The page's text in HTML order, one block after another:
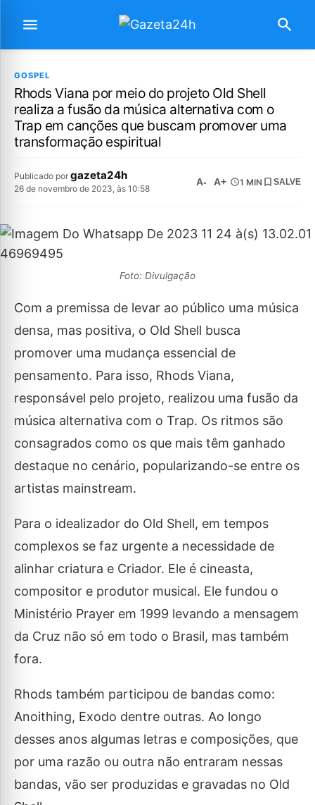
GOSPEL
Rhods Viana por meio do projeto Old Shell
realiza a fusão da música alternativa com o
Trap em canções que buscam promover uma
transformação espiritual
Publicado por gazeta24h
26 de novembro de 2023, às 10:58
A- A+ 1 MIN SALVE
Foto: Divulgação
Com a premissa de levar ao público uma música
densa, mas positiva, o Old Shell busca
promover uma mudança essencial de
pensamento. Para isso, Rhods Viana,
responsável pelo projeto, realizou uma fusão da
música alternativa com o Trap. Os ritmos são
consagrados como os que mais têm ganhado
destaque no cenário, popularizando-se entre os
artistas mainstream.
Para o idealizador do Old Shell, em tempos
complexos se faz urgente a necessidade de
alinhar criatura e Criador. Ele é cineasta,
compositor e produtor musical. Ele fundou o
Ministério Prayer em 1999 levando a mensagem
da Cruz não só em todo o Brasil, mas também
fora.
Rhods também participou de bandas como:
Anoithing, Exodo dentre outras. Ao longo
desses anos algumas letras e composições, que
por uma razão ou outra não entraram nessas
bandas, vão ser produzidas e gravadas no Old